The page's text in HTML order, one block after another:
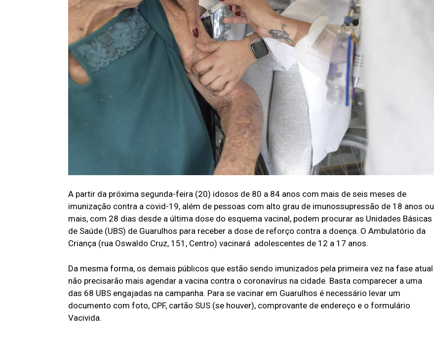
A partir da próxima segunda-feira (20) idosos de 80 a 84 anos com mais de seis meses de
imunização contra a covid-19, além de pessoas com alto grau de imunossupressão de 18 anos ou
mais, com 28 dias desde a última dose do esquema vacinal, podem procurar as Unidades Básicas
de Saúde (UBS) de Guarulhos para receber a dose de reforço contra a doença. O Ambulatório da
Criança (rua Oswaldo Cruz, 151, Centro) vacinará adolescentes de 12 a 17 anos.
Da mesma forma, os demais públicos que estão sendo imunizados pela primeira vez na fase atual
não precisarão mais agendar a vacina contra o coronavírus na cidade. Basta comparecer a uma
das 68 UBS engajadas na campanha. Para se vacinar em Guarulhos é necessário levar um
documento com foto, CPF, cartão SUS (se houver), comprovante de endereço e o formulário
Vacivida.